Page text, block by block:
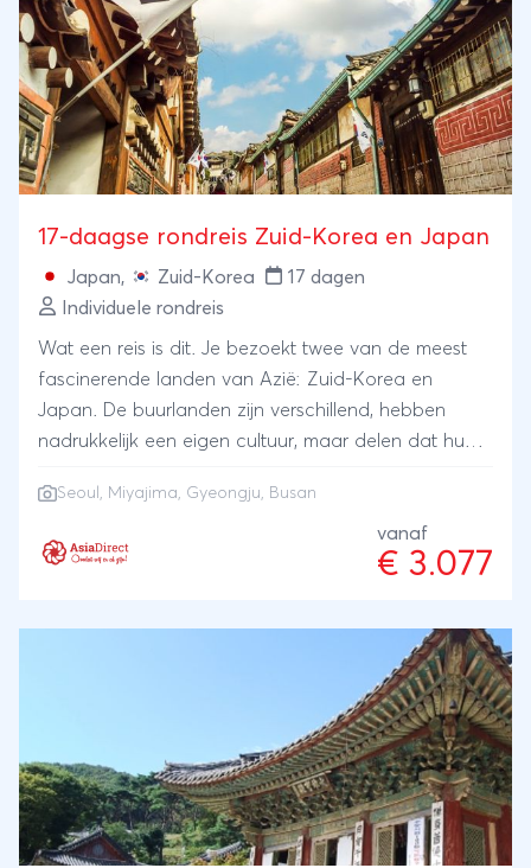
17-daagse rondreis Zuid-Korea en Japan
Japan, Zuid-Korea
17 dagen
Individuele rondreis
Wat een reis is dit. Je bezoekt twee van de meest
fascinerende landen van Azië: Zuid-Korea en
Japan. De buurlanden zijn verschillend, hebben
nadrukkelijk een eigen cultuur, maar delen dat hun
clans, tempels en oude paleizen. In zowel Zuid-
Korea als Japan heb je prachtige natuur en heerlijke
markten, waar je niet alleen rond kunt struinen, maar
17-daagse rondreis Zuid-Korea en Japan spreken
misschien onmiddellijk tot je verbeelding. Natuurlijk,
Tokyo, Kyoto en Seoul ken je, maar je gaat ook
naar het eiland Miyajima met de iconische
oranjerode torii poort in de baai, en naar Gyeongju,
dat al bijna 2.500 jaar bestaat, en door de
Koreanen een museum zonder muren wordt
genoemd. En als je wilt ook naar het uitnodigende
Seoul, Miyajima, Gyeongju, Busan
vanaf
€ 3.077